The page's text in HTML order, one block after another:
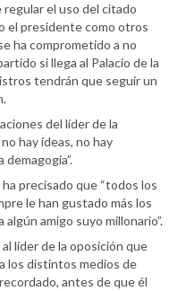
el uso del citado
el presidente como otros
ha comprometido a no
si llega al Palacio de la
tendrán que seguir un
del líder de la
hay ideas, no hay
precisado que “todos los
le han gustado más los
amigo suyo millonario”.
líder de la oposición que
los distintos medios de
antes de que él